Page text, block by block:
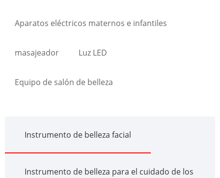
Aparatos eléctricos maternos e infantiles
masajeador Luz LED
Equipo de salón de belleza
Instrumento de belleza facial
Instrumento de belleza para el cuidado de los